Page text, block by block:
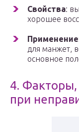
Свойства:
хорошее
Применение
для манжет,
основное
4.
при